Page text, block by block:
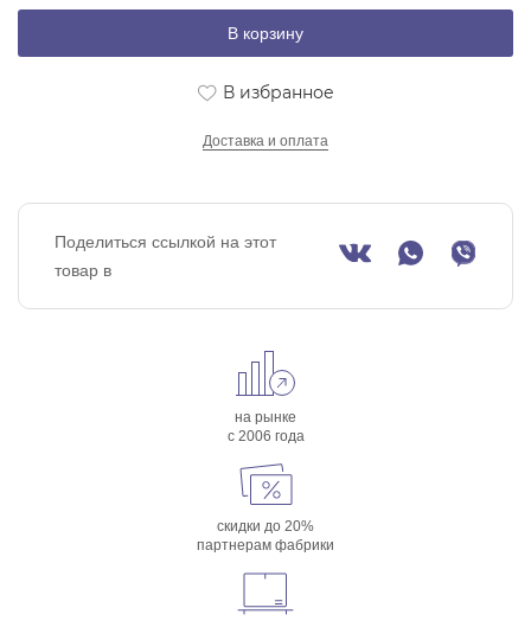
В корзину
В избранное
Доставка и оплата
Поделиться ссылкой на этот
товар в
на рынке
с 2006 года
скидки до 20%
партнерам фабрики